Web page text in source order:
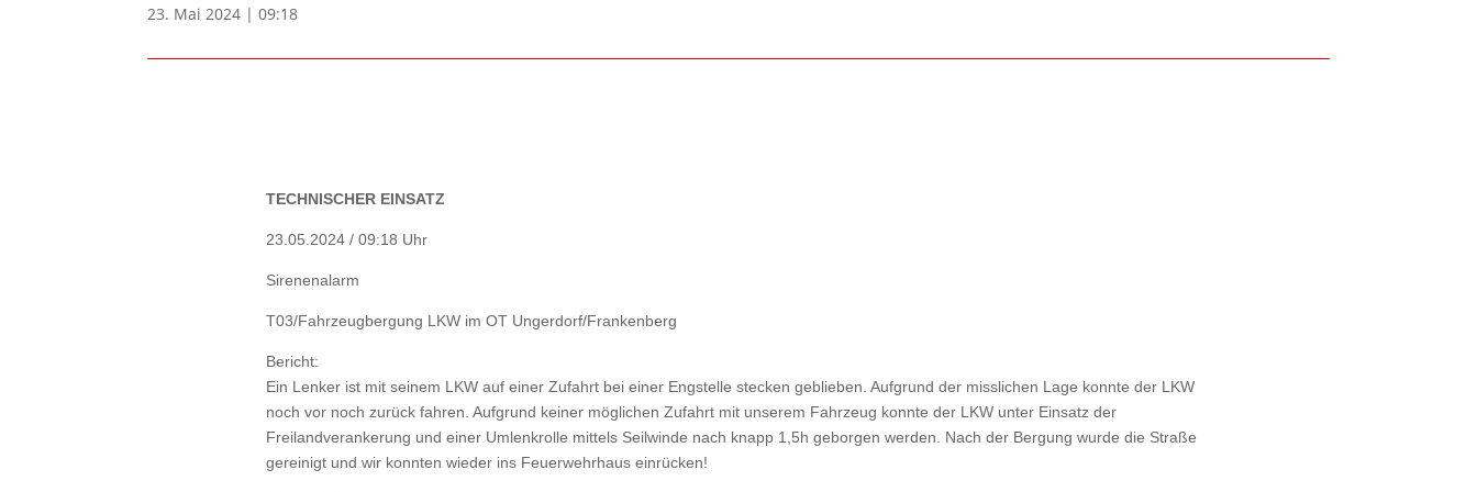
23. Mai 2024 | 09:18
TECHNISCHER EINSATZ
23.05.2024 / 09:18 Uhr
Sirenenalarm
T03/Fahrzeugbergung LKW im OT Ungerdorf/Frankenberg
Bericht:
Ein Lenker ist mit seinem LKW auf einer Zufahrt bei einer Engstelle stecken geblieben. Aufgrund der misslichen Lage konnte der LKW
noch vor noch zurück fahren. Aufgrund keiner möglichen Zufahrt mit unserem Fahrzeug konnte der LKW unter Einsatz der
Freilandverankerung und einer Umlenkrolle mittels Seilwinde nach knapp 1,5h geborgen werden. Nach der Bergung wurde die Straße
gereinigt und wir konnten wieder ins Feuerwehrhaus einrücken!